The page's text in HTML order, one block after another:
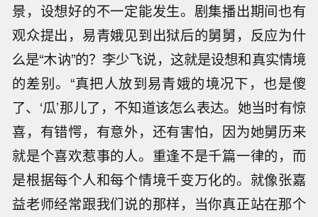
景，设想好的不一定能发生。剧集播出期间也有
观众提出，易青娥见到出狱后的舅舅，反应为什
么是“木讷”的？李少飞说，这就是设想和真实情境
的差别。“真把人放到易青娥的境况下，也是傻
了、‘瓜’那儿了，不知道该怎么表达。她当时有惊
喜，有错愕，有意外，还有害怕，因为她舅历来
就是个喜欢惹事的人。重逢不是千篇一律的，而
是根据每个人和每个情境千变万化的。就像张嘉
益老师经常跟我们说的那样，当你真正站在那个